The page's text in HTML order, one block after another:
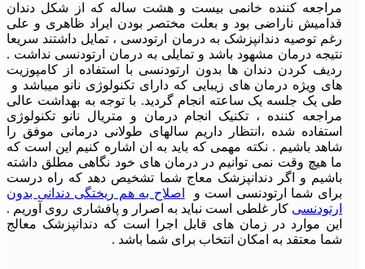
مراجعه کننده خانمی بیست و هشت ساله که از شکل دندان
قدامیش ناراضی بود و بعلت مختصر بودن ایراد ظاهری و علی
رغم توصیه دندانپزشک به درمان ارتودسی ، تمایل داشتند سریعا
نتیجه درمان مشهود باشد و تمایلی به درمان ارتودنسی نداشت .
ردیف کردن دندان ها بدون ارتودنسی با استفاده از کامپوزیت
های ویژه درمان های زیبایی که دارای تکنولوژی نانو میباشد و
طی یک جلسه یک ساعته انجام گردید. با توجه به بهداشت عالی
مراجعه کننده ، تکنیک انجام درمان و متریال نانو تکنولوژی
استفاده شده ،انتظار داریم سالهای طولانی درمانی موفق را
شاهد باشیم . نکته مهمی که باید به ان اشاره کنیم این است که
ما هیچ وقت نمی توانیم در درمان های خود نگاهی مطلق داشته
باشیم و اگر دندانپزشک معاج شما تشخیص دهد که راه درست
برای شما ارتودنسی است و
اصلاح به هم ریختگی دندانی بدون
ارتودنسی کار غلطی است نباید به اصرار و پافشاری روی آوریم .
این موارد در زمان های قابل اجرا است که دندانپزشک معالج
شما معتقد به امکان انتخاب برای شما باشد .